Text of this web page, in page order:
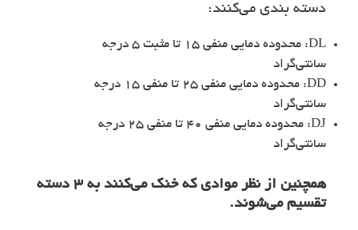
دسته بندی می‌کنند:
DL: محدوده دمایی منفی 15 تا مثبت 5 درجه
سانتی‌گراد
DD: محدوده دمایی منفی 25 تا منفی 15 درجه
سانتی‌گراد
DJ: محدوده دمایی منفی 40 تا منفی 25 درجه
سانتی‌گراد
همچنین از نظر موادی که خنک می‌کنند به 3 دسته
تقسیم می‌شوند.